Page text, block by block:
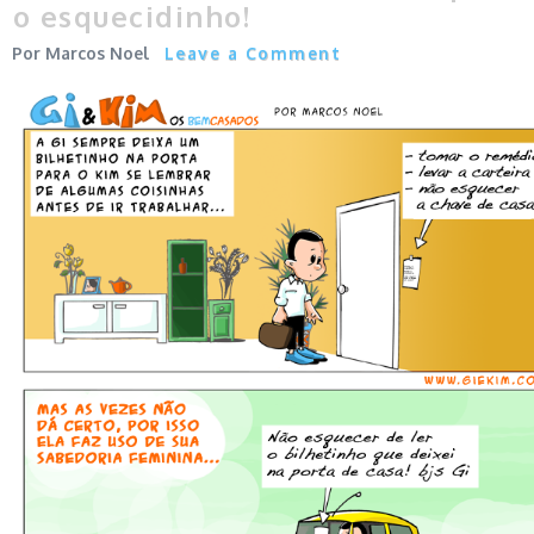
o esquecidinho!
Marcos Noel Leave a Comment